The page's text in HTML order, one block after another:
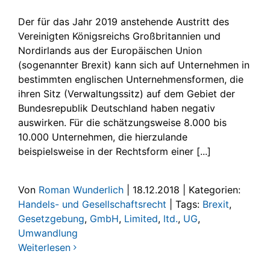
Der für das Jahr 2019 anstehende Austritt des
Vereinigten Königsreichs Großbritannien und
Nordirlands aus der Europäischen Union
(sogenannter Brexit) kann sich auf Unternehmen in
bestimmten englischen Unternehmensformen, die
ihren Sitz (Verwaltungssitz) auf dem Gebiet der
Bundesrepublik Deutschland haben negativ
auswirken. Für die schätzungsweise 8.000 bis
10.000 Unternehmen, die hierzulande
beispielsweise in der Rechtsform einer [...]
Von Roman Wunderlich 18.12.2018
Kategorien:
Handels- und Gesellschaftsrecht
Tags: Brexit,
Gesetzgebung, GmbH, Limited, ltd., UG,
Umwandlung
Weiterlesen